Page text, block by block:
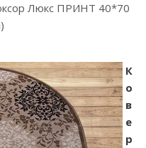
Люкс ПРИНТ 40*70
К
о
в
е
р